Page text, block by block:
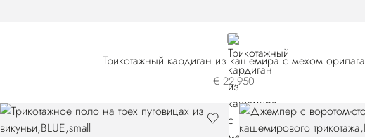
GREY
Трикотажный кардиган из кашемира с мехом орилага
€ 22.950